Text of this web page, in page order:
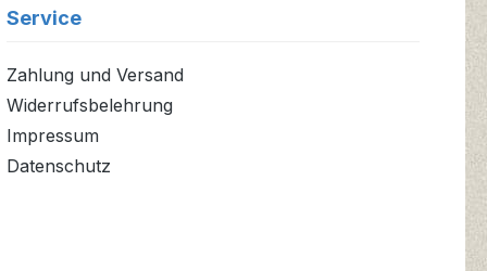
Service
Zahlung und Versand
Widerrufsbelehrung
Impressum
Datenschutz